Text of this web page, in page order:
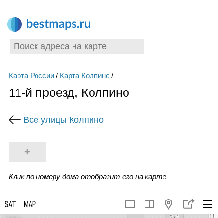
Карта России/ Карта Колпино/
11-й проезд, Колпино
Все улицы Колпино
+
Клик по номеру дома отобразит его на карте